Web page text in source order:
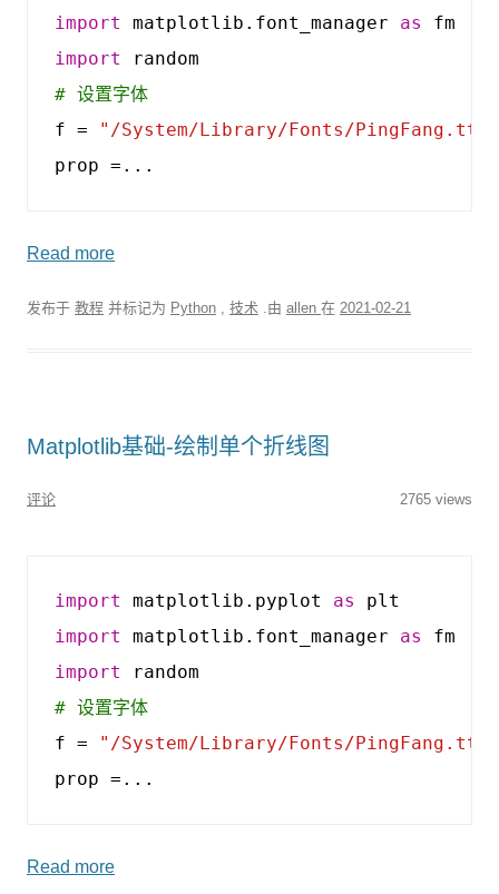
import
matplotlib.font_manager as
fm
import
random
# 设置字体
f =
"/System/Library/Fonts/PingFang.ttc"
prop =...
Read more
发布于 教程 并标记为 Python , 技术 .由 allen 在 2021-02-21
Matplotlib基础-绘制单个折线图
评论 2765 views
import matplotlib.pyplot as
plt
import
matplotlib.font_manager as
fm
import
random
# 设置字体
f =
"/System/Library/Fonts/PingFang.ttc"
prop =...
Read more